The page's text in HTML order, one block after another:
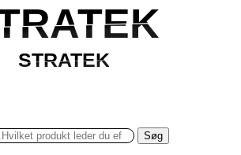
STRATEK
STRATEK
Søg